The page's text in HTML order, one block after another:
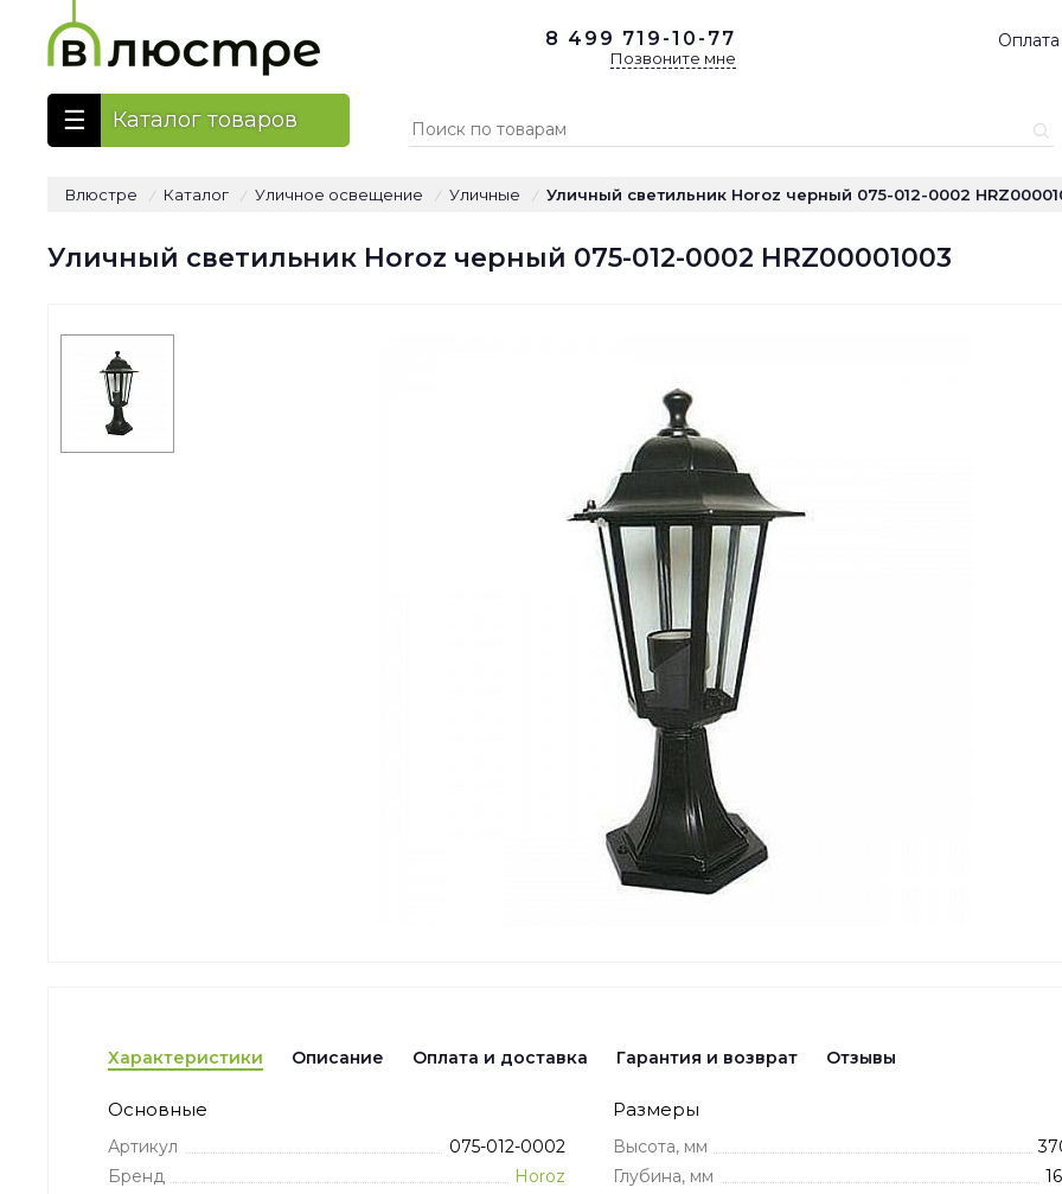
8 499 719-10-77
Позвоните мне
Оплата
Каталог товаров
Влюстре / Каталог / Уличное освещение / Уличные / Уличный светильник Horoz черный 075-012-0002
Уличный светильник Horoz черный 075-012-0002 HRZ00001003
Характеристики Описание Оплата и доставка Гарантия и возврат Отзывы
Основные
Артикул
075-012-0002
Бренд
Horoz
Размеры
Высота, мм
Глубина, мм